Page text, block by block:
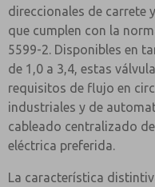
direccionales de carrete
que cumplen con la
5599-2. Disponibles en
de 1,0 a 3,4, estas
requisitos de flujo en
industriales y de
cableado centralizado
eléctrica preferida.
La característica